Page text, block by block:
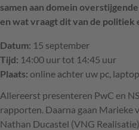
samen aan domein
en wat vraagt dit van de politiek
Datum: 15 september
Tijd: 14:00 uur tot 14:45 uur
Plaats: online achter uw pc,
Allereerst presenteren PwC en
rapporten. Daarna gaan Marieke
Nathan Ducastel (VNG